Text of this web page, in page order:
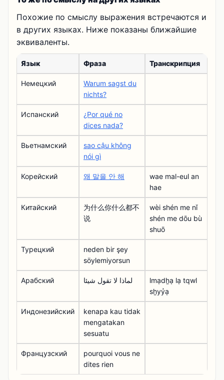
Похожие по смыслу выражения встречаются и
в других языках. Ниже показаны ближайшие
эквиваленты.
Язык Фраза Транскрипция
Немецкий
Warum sagst du
nichts?
Испанский
¿Por qué no
dices nada?
Вьетнамский
sao cậu không
nói gì
Корейский 왜 말을 안 해
wae mal-eul an
hae
Китайский
为什么你什么都不
说
wèi shén me nǐ
shén me dōu bù
shuō
Турецкий
neden bir şey
söylemiyorsun
Арабский لماذا لا تقول شيئا
lmạdẖạ lạ tqwl
sẖyỷạ
Индонезийский
kenapa kau tidak
mengatakan
sesuatu
Французский
pourquoi vous ne
dites rien